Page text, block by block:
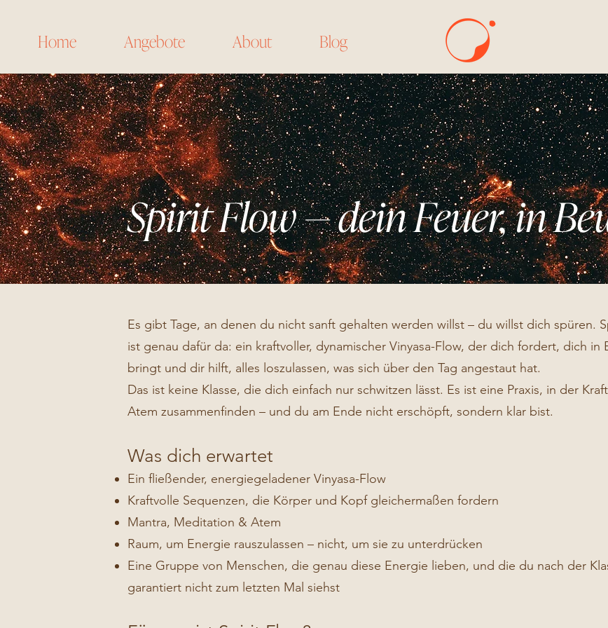
Home Angebote About Blog
Spirit Flow — dein Feuer, in
Es gibt Tage, an denen du nicht sanft gehalten werden willst – du willst dich spüren.
ist genau dafür da: ein kraftvoller, dynamischer Vinyasa-Flow, der dich fordert, dich in
bringt und dir hilft, alles loszulassen, was sich über den Tag angestaut hat.
Das ist keine Klasse, die dich einfach nur schwitzen lässt. Es ist eine Praxis, in der
Atem zusammenfinden – und du am Ende nicht erschöpft, sondern klar bist.
Was dich erwartet
Ein fließender, energiegeladener Vinyasa-Flow
Kraftvolle Sequenzen, die Körper und Kopf gleichermaßen fordern
Mantra, Meditation & Atem
Raum, um Energie rauszulassen – nicht, um sie zu unterdrücken
Eine Gruppe von Menschen, die genau diese Energie lieben, und die du nach der
garantiert nicht zum letzten Mal siehst